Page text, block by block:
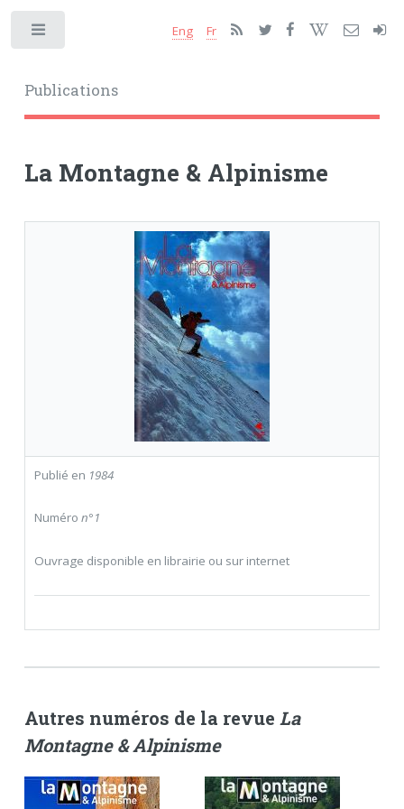
Publications
Eng Fr
La Montagne & Alpinisme
Publié en 1984
Numéro n°1
Ouvrage disponible en librairie ou sur internet
Autres numéros de la revue La
Montagne & Alpinisme